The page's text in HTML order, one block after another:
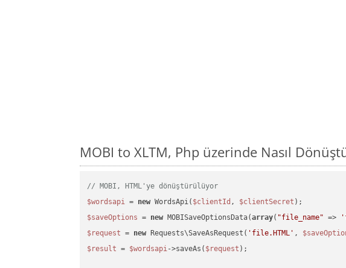
MOBI to XLTM, Php üzerinde Nasıl
// MOBI, HTML'ye dönüştürülüyor
$wordsapi = new WordsApi( $clientId , $clientSecret
$saveOptions = new MOBISaveOptionsData(array( "file_name" =>
$request = new Requests\SaveAsRequest( 'file.HTML' ,
$result = $wordsapi->saveAs( $request );